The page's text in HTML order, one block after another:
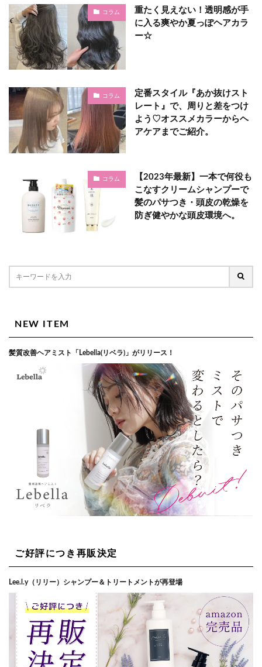
コラム
重たく見えない！透明感が手
に入る爽やか夏っぽヘアカラ
ー☆
コラム
定番スタイル『あか抜けスト
レート』で、周りと差をつけ
よう♡オススメカラーからヘ
アケアまでご紹介。
コラム
【2023年最新】一本で何役も
こなすクリームシャンプーで
髪のパサつき・頭皮の乾燥を
防ぎ健やかな頭皮環境へ。
NEW ITEM
髪質改善ヘアミスト「Lebella(リベラ)」がリリース！
ご好評につき再販決定
Lee.l.y（リリー）シャンプー＆トリートメントが再登場